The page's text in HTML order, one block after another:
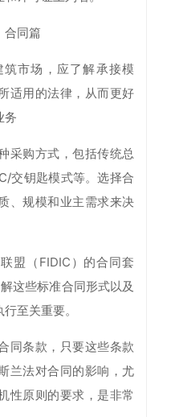
合同篇
市场，应了解承接模
适用的法律，从而更好
务
采购方式，包括传统总
交钥匙模式等。选择合
、规模和业主需求来决
盟（FIDIC）的合同套
这些标准合同形式以及
至关重要。
同条款，只要这些条款
兰法对合同的影响，尤
性原则的要求，是非常